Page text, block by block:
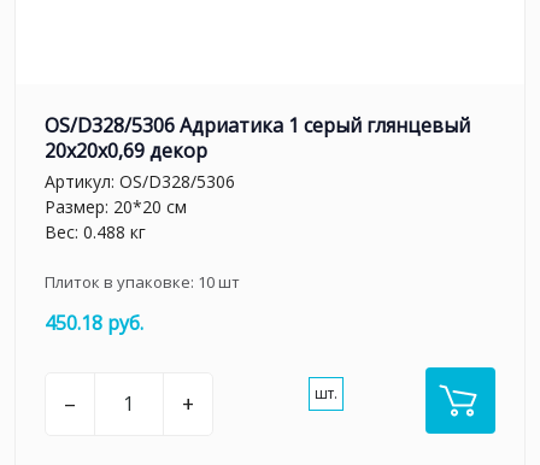
OS/D328/5306 Адриатика 1 серый глянцевый
20x20x0,69 декор
Артикул: OS/D328/5306
Размер: 20*20 см
Вес: 0.488 кг
Плиток в упаковке: 10шт
450.18 руб.
– + шт.